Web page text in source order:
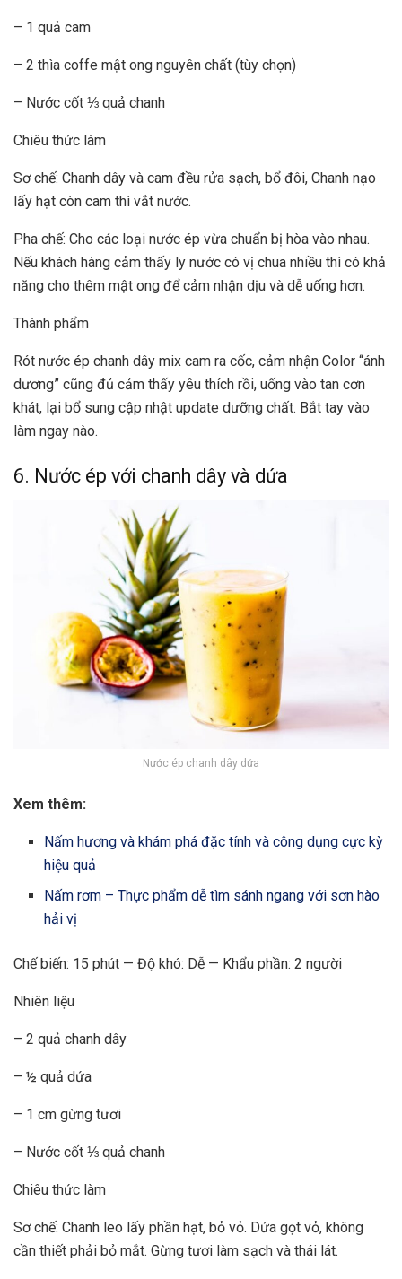
– 1 quả cam
– 2 thìa coffe mật ong nguyên chất (tùy chọn)
– Nước cốt ⅓ quả chanh
Chiêu thức làm
Sơ chế: Chanh dây và cam đều rửa sạch, bổ đôi, Chanh nạo
lấy hạt còn cam thì vắt nước.
Pha chế: Cho các loại nước ép vừa chuẩn bị hòa vào nhau.
Nếu khách hàng cảm thấy ly nước có vị chua nhiều thì có khả
năng cho thêm mật ong để cảm nhận dịu và dễ uống hơn.
Thành phẩm
Rót nước ép chanh dây mix cam ra cốc, cảm nhận Color “ánh
dương” cũng đủ cảm thấy yêu thích rồi, uống vào tan cơn
khát, lại bổ sung cập nhật update dưỡng chất. Bắt tay vào
làm ngay nào.
6. Nước ép với chanh dây và dứa
Nước ép chanh dây dứa
Xem thêm:
Nấm hương và khám phá đặc tính và công dụng cực kỳ
hiệu quả
Nấm rơm – Thực phẩm dễ tìm sánh ngang với sơn hào
hải vị
Chế biến: 15 phút — Độ khó: Dễ — Khẩu phần: 2 người
Nhiên liệu
– 2 quả chanh dây
– ½ quả dứa
– 1 cm gừng tươi
– Nước cốt ⅓ quả chanh
Chiêu thức làm
Sơ chế: Chanh leo lấy phần hạt, bỏ vỏ. Dứa gọt vỏ, không
cần thiết phải bỏ mắt. Gừng tươi làm sạch và thái lát.